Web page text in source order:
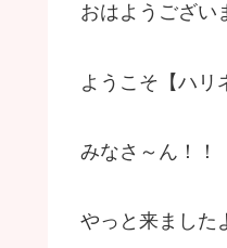
おはようござい
ようこそ【ハリ
みなさ～ん！！
やっと来ました